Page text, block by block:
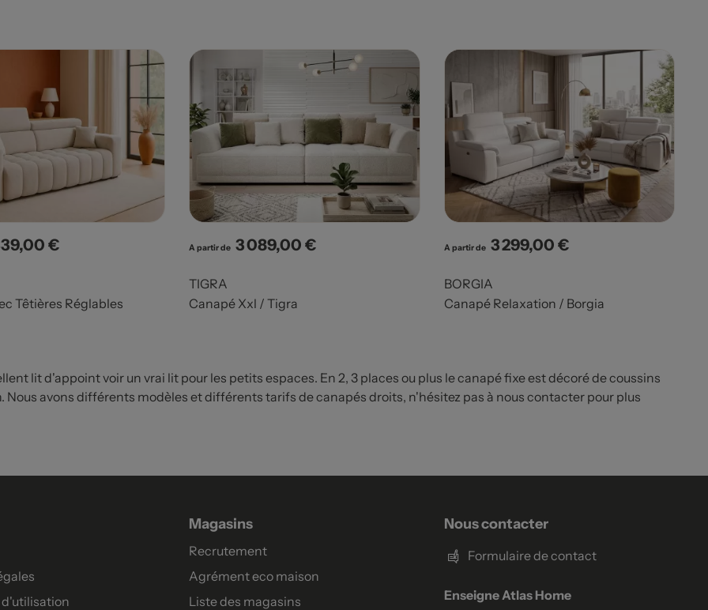
€
Têtières Réglables
A partir de Prix
3 089,00 €
TIGRA
Canapé Xxl / Tigra
A partir de Prix
3 299,00 €
BORGIA
Canapé Relaxation / Borgia
lit d'appoint voir un vrai lit pour les petits espaces. En 2, 3 places ou plus le canapé fixe est décoré de coussins
Nous avons différents modèles et différents tarifs de canapés droits, n'hésitez pas à nous contacter pour plus
Magasins
Recrutement
Agrément eco maison
Liste des magasins
Nous contacter
Formulaire de contact
Enseigne Atlas Home